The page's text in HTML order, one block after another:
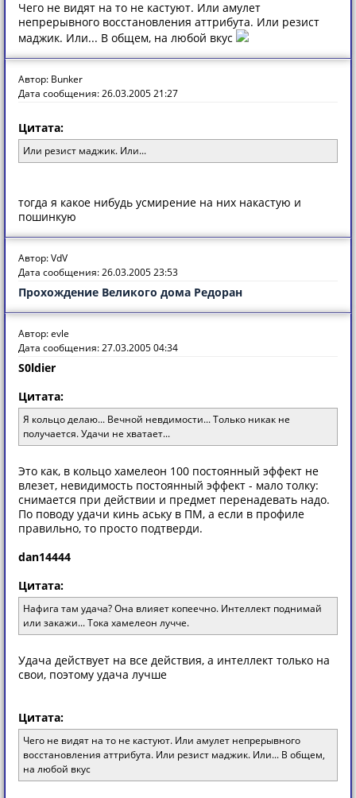
Чего не видят на то не кастуют. Или амулет
непрерывного восстановления аттрибута. Или резист
маджик. Или... В общем, на любой вкус
Автор: Bunker
Дата сообщения: 26.03.2005 21:27
Цитата:
Или резист маджик. Или...
тогда я какое нибудь усмирение на них накастую и
пошинкую
Автор: VdV
Дата сообщения: 26.03.2005 23:53
Прохождение Великого дома Редоран
Автор: evle
Дата сообщения: 27.03.2005 04:34
S0ldier
Цитата:
Я кольцо делаю... Вечной невдимости... Только никак не
получается. Удачи не хватает...
Это как, в кольцо хамелеон 100 постоянный эффект не
влезет, невидимость постоянный эффект - мало толку:
снимается при действии и предмет перенадевать надо.
По поводу удачи кинь аську в ПМ, а если в профиле
правильно, то просто подтверди.
dan14444
Цитата:
Нафига там удача? Она влияет копеечно. Интеллект поднимай
или закажи... Тока хамелеон лучче.
Удача действует на все действия, а интеллект только на
свои, поэтому удача лучше
Цитата:
Чего не видят на то не кастуют. Или амулет непрерывного
восстановления аттрибута. Или резист маджик. Или... В общем,
на любой вкус